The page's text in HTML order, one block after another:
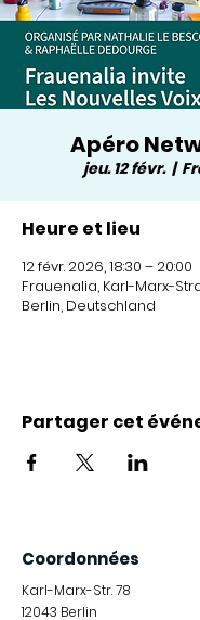
Apéro
jeu. 12 févr.
  |
Heure et lieu
12 févr. 2026, 18:30 – 20:00
Frauenalia, Karl-Marx-
Berlin, Deutschland
Partager cet
Coordonnées
Karl-Marx-Str. 78
12043 Berlin